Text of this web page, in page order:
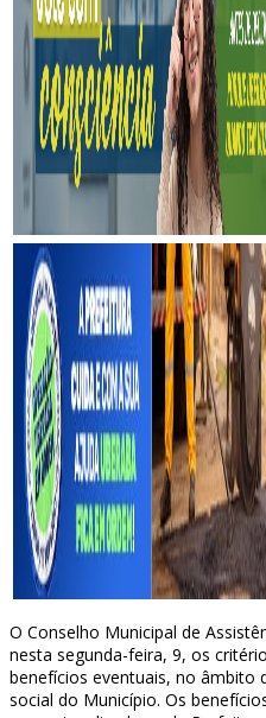
O Conselho Municipal de
nesta segunda-feira, 9, os
benefícios eventuais, no âmbito
social do Município. Os